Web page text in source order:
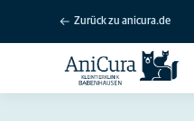
Zurück zu anicura.de